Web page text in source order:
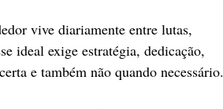
vive diariamente entre lutas,
ideal exige estratégia, dedicação,
e também não quando necessário.